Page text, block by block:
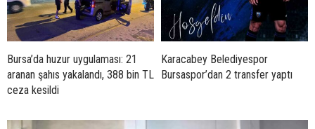
Bursa’da huzur uygulaması: 21
aranan şahıs yakalandı, 388 bin TL
ceza kesildi
Karacabey Belediyespor
Bursaspor’dan 2 transfer yaptı